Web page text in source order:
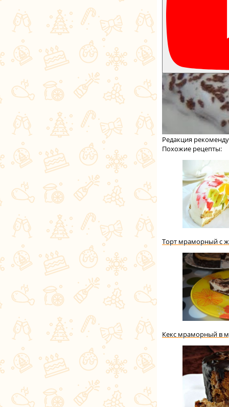
Редакция
Похожие рецепты:
Торт мраморный с
Кекс мраморный в